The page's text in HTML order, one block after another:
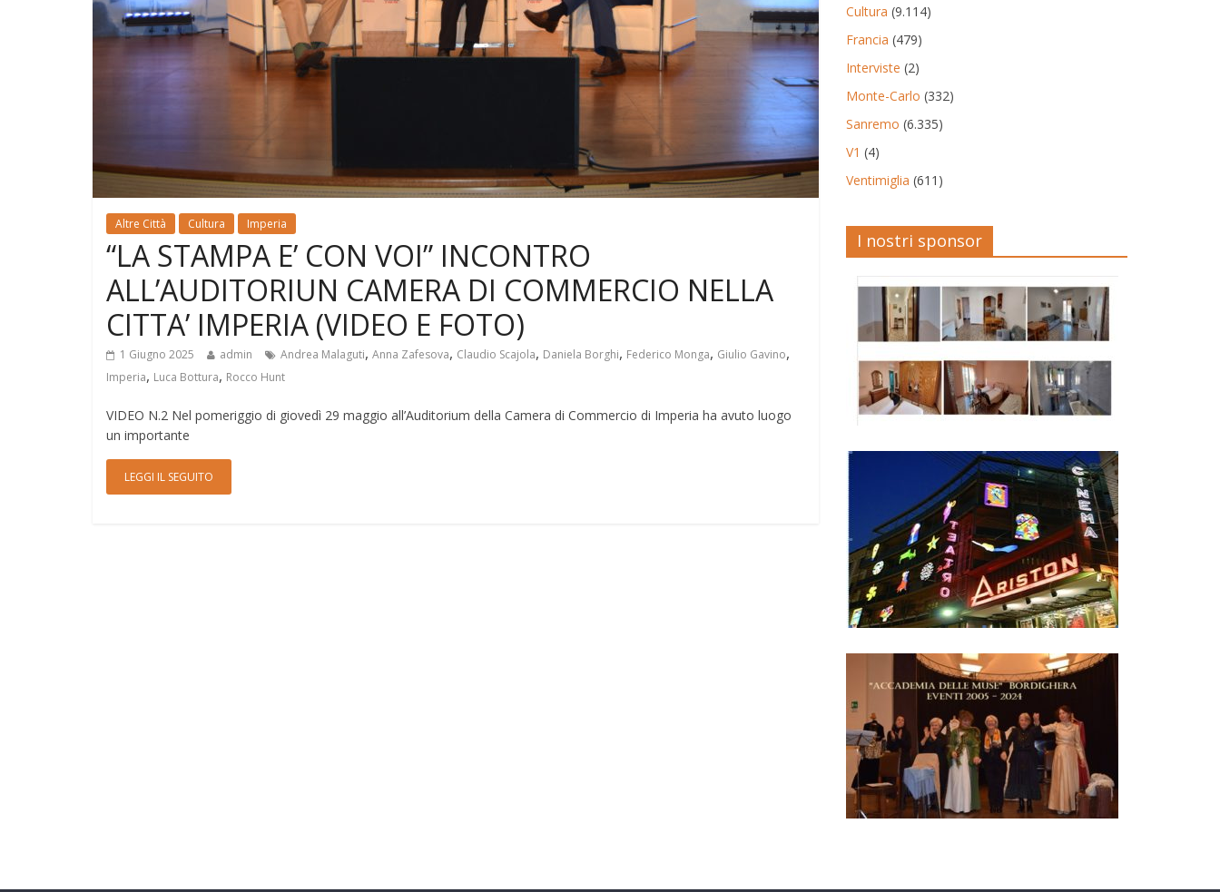
Altre Città Cultura Imperia
“LA STAMPA E’ CON VOI” INCONTRO
ALL’AUDITORIUN CAMERA DI COMMERCIO NELLA
CITTA’ IMPERIA (VIDEO E FOTO)
1 Giugno 2025 admin Andrea Malaguti, Anna Zafesova, Claudio Scajola, Daniela Borghi, Federico Monga, Giulio Gavino,
Imperia, Luca Bottura, Rocco Hunt
VIDEO N.2 Nel pomeriggio di giovedì 29 maggio all’Auditorium della Camera di Commercio di Imperia ha avuto luogo
un importante
LEGGI IL SEGUITO
Cultura (9.114)
Francia (479)
Interviste (2)
Monte-Carlo (332)
Sanremo (6.335)
V1 (4)
Ventimiglia (611)
I nostri sponsor